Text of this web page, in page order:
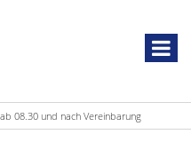
08.30 und nach Vereinbarung